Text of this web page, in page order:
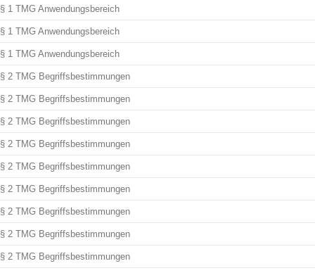
§ 1 TMG Anwendungsbereich
§ 1 TMG Anwendungsbereich
§ 1 TMG Anwendungsbereich
§ 2 TMG Begriffsbestimmungen
§ 2 TMG Begriffsbestimmungen
§ 2 TMG Begriffsbestimmungen
§ 2 TMG Begriffsbestimmungen
§ 2 TMG Begriffsbestimmungen
§ 2 TMG Begriffsbestimmungen
§ 2 TMG Begriffsbestimmungen
§ 2 TMG Begriffsbestimmungen
§ 2 TMG Begriffsbestimmungen